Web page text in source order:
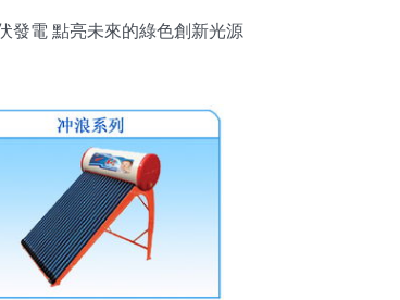
發電 點亮未來的綠色創新光源